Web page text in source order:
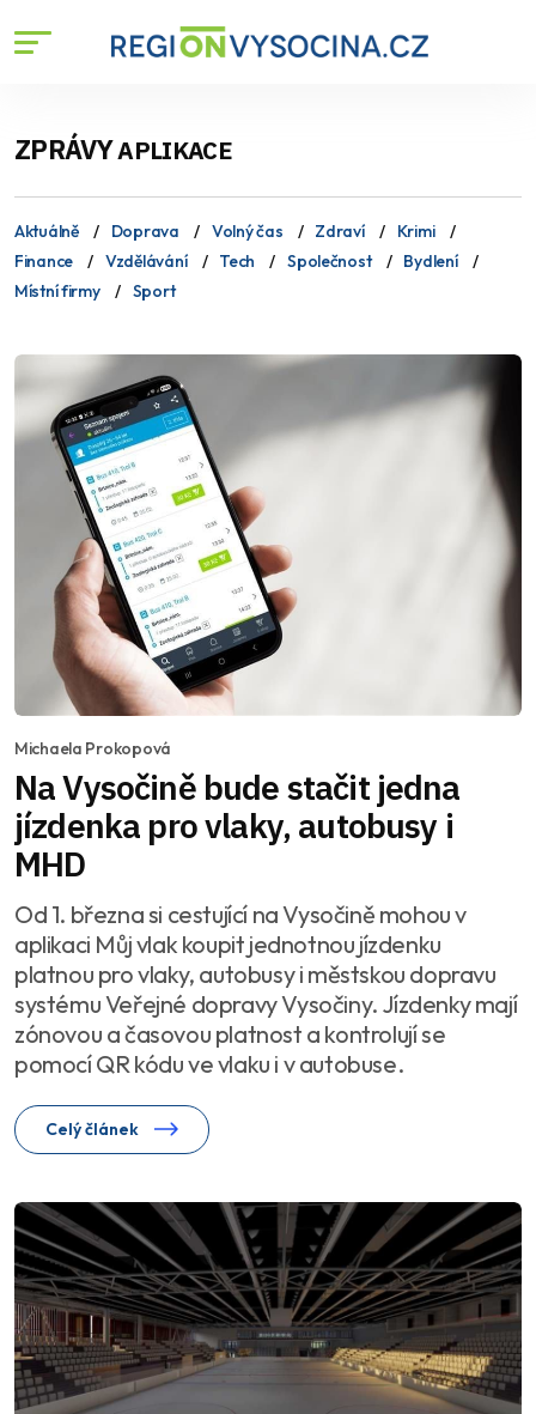
ZPRÁVYAPLIKACE
Aktuálně Doprava Volný čas Zdraví
Krimi
Finance
Vzdělávání Tech Společnost
Bydlení
Místní firmy
Sport
Michaela Prokopová
Na Vysočině bude stačit jedna
jízdenka pro vlaky, autobusy i
MHD
Od 1. března si cestující na Vysočině mohou v
aplikaci Můj vlak koupit jednotnou jízdenku
platnou pro vlaky, autobusy i městskou dopravu
systému Veřejné dopravy Vysočiny. Jízdenky mají
zónovou a časovou platnost a kontrolují se
pomocí QR kódu ve vlaku i v autobuse.
Celý článek